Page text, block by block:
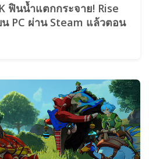
ฟินน้ำแตกกระจาย! Rise
น PC ผ่าน Steam แล้วตอน